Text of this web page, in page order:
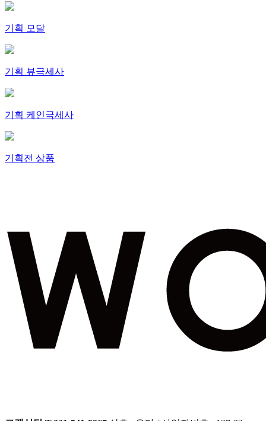
기획 모달
기획 뷰극세사
기획 케인극세사
기획전 상품